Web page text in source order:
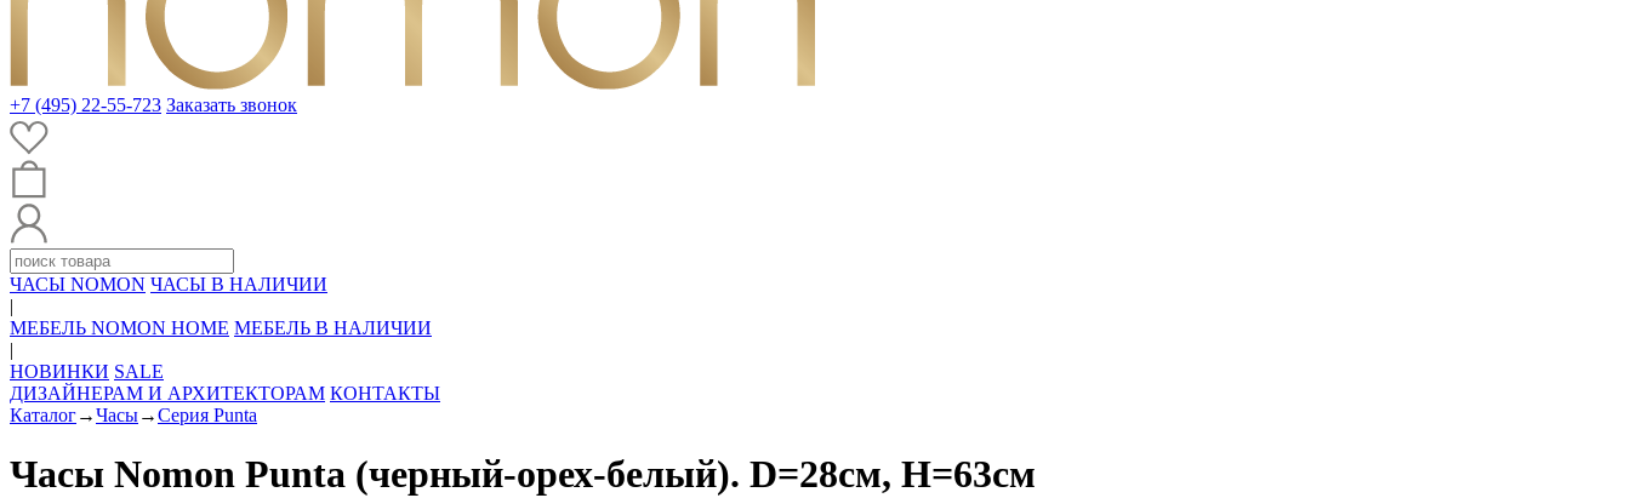
+7 (495) 22-55-723 Заказать звонок
ЧАСЫ NOMON ЧАСЫ В НАЛИЧИИ
|
МЕБЕЛЬ NOMON HOME МЕБЕЛЬ В НАЛИЧИИ
|
НОВИНКИ SALE
ДИЗАЙНЕРАМ И АРХИТЕКТОРАМ КОНТАКТЫ
Каталог→Часы→Серия Punta
Часы Nomon Punta (черный-орех-белый). D=28см, H=63см